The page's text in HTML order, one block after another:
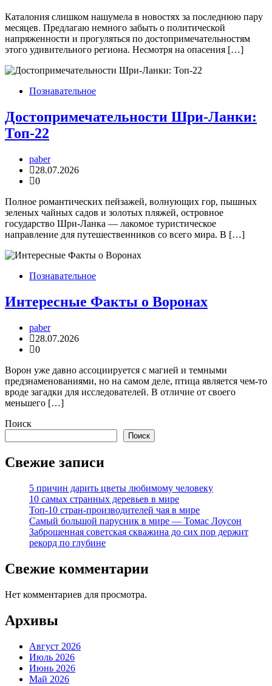
Каталония слишком нашумела в новостях за последнюю пару
месяцев. Предлагаю немного забыть о политической
напряженности и прогуляться по достопримечательностям
этого удивительного региона. Несмотря на опасения […]
Познавательное
Достопримечательности Шри-Ланки:
Топ-22
paber
28.07.2026
0
Полное романтических пейзажей, волнующих гор, пышных
зеленых чайных садов и золотых пляжей, островное
государство Шри-Ланка — лакомое туристическое
направление для путешественников со всего мира. В […]
Познавательное
Интересные Факты о Воронах
paber
28.07.2026
0
Ворон уже давно ассоциируется с магией и темными
предзнаменованиями, но на самом деле, птица является чем-то
вроде загадки для исследователей. В отличие от своего
меньшего […]
Поиск
Поиск
Свежие записи
5 причин дарить цветы любимому человеку
10 самых странных деревьев в мире
Топ-10 стран-производителей чая в мире
Самый большой парусник в мире — Томас Лоусон
Заброшенная советская скважина до сих пор держит
рекорд по глубине
Свежие комментарии
Нет комментариев для просмотра.
Архивы
Август 2026
Июль 2026
Июнь 2026
Май 2026